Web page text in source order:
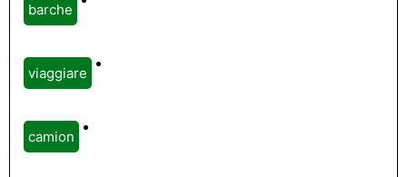
barche
viaggiare
camion